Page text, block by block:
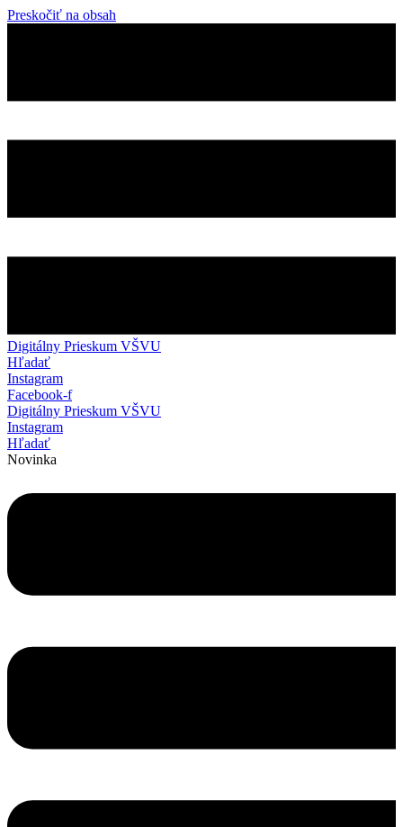
Preskočiť na obsah
Digitálny Prieskum VŠVU
Hľadať
Instagram
Facebook-f
Digitálny Prieskum VŠVU
Instagram
Hľadať
Novinka